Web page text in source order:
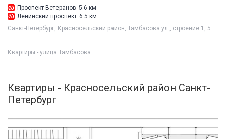
Проспект Ветеранов 5.6 км
Ленинский проспект 6.5 км
Санкт-Петербург, Красносельский район, Тамбасова ул., строение 1, 5
Квартиры - улица Тамбасова
Квартиры - Красносельский район Санкт-
Петербург